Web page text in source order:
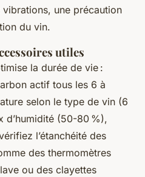
une précaution
du vin.
utiles
la durée de vie :
actif tous les 6 à
selon le type de vin (6
d’humidité (50-80 %),
l’étanchéité des
des thermomètres
ou des clayettes